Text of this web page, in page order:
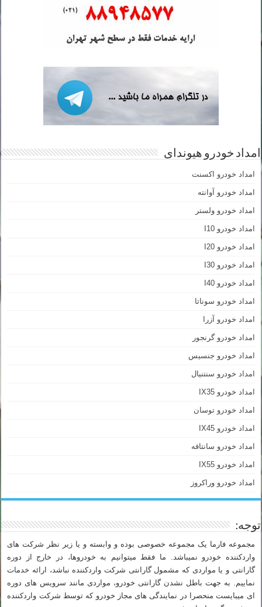
امداد خودرو هیوندای
امداد خودرو اکسنت
امداد خودرو آوانته
امداد خودرو ولستر
امداد خودرو I10
امداد خودرو I20
امداد خودرو I30
امداد خودرو I40
امداد خودرو سوناتا
امداد خودرو آزرا
امداد خودرو گرنجور
امداد خودرو جنسیس
امداد خودرو سنتنیال
امداد خودرو IX35
امداد خودرو توسان
امداد خودرو IX45
امداد خودرو سانتافه
امداد خودرو IX55
امداد خودرو وراکروز
توجه:
مجموعه فارما یک مجموعه خصوصی بوده و وابسته و یا زیر نظر شرکت های
واردکننده خودرو نمیباشد. ما فقط میتوانیم به خودروها، در خارج از دوره
گارانتی و یا مواردی که مشمول گارانتی شرکت واردکننده نباشد، ارائه خدمات
نماییم. به جهت باطل نشدن گارانتی خودرو، مواردی مانند سرویس های دوره
ای میبایست منحصرا در نمایندگی های مجاز خودرو که توسط شرکت واردکننده